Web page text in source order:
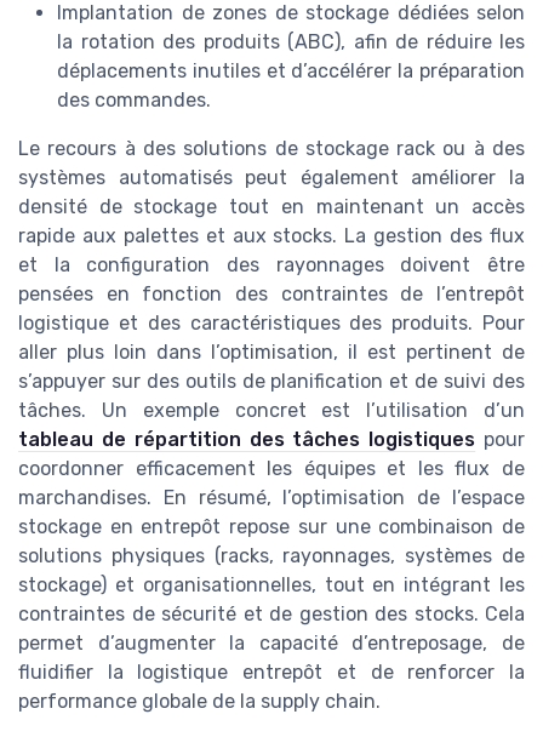
Implantation de zones de stockage dédiées selon
la rotation des produits (ABC), afin de réduire les
déplacements inutiles et d’accélérer la préparation
des commandes.
Le recours à des solutions de stockage rack ou à des
systèmes automatisés peut également améliorer la
densité de stockage tout en maintenant un accès
rapide aux palettes et aux stocks. La gestion des flux
et la configuration des rayonnages doivent être
pensées en fonction des contraintes de l’entrepôt
logistique et des caractéristiques des produits. Pour
aller plus loin dans l’optimisation, il est pertinent de
s’appuyer sur des outils de planification et de suivi des
tâches. Un exemple concret est l’utilisation d’un
tableau de répartition des tâches logistiques pour
coordonner efficacement les équipes et les flux de
marchandises. En résumé, l’optimisation de l’espace
stockage en entrepôt repose sur une combinaison de
solutions physiques (racks, rayonnages, systèmes de
stockage) et organisationnelles, tout en intégrant les
contraintes de sécurité et de gestion des stocks. Cela
permet d’augmenter la capacité d’entreposage, de
fluidifier la logistique entrepôt et de renforcer la
performance globale de la supply chain.